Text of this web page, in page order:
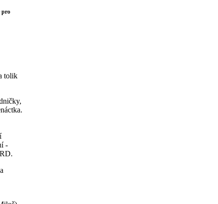
pro
tolik
-